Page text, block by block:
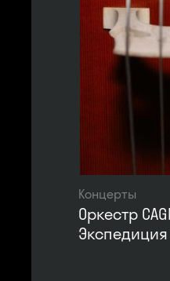
Концерты
Оркестр
Экспедиция